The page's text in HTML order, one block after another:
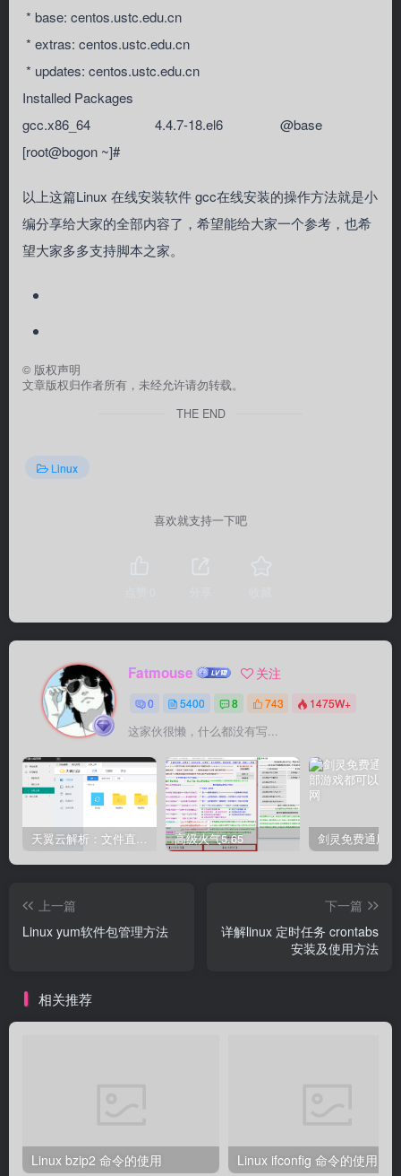
* base: centos.ustc.edu.cn
* extras: centos.ustc.edu.cn
* updates: centos.ustc.edu.cn
Installed Packages
gcc.x86_64 4.4.7-18.el6 @base
[root@bogon ~]#
以上这篇Linux 在线安装软件 gcc在线安装的操作方法就是小
编分享给大家的全部内容了，希望能给大家一个参考，也希
望大家多多支持脚本之家。
© 版权声明
文章版权归作者所有，未经允许请勿转载。
THE END
Linux
喜欢就支持一下吧
Fatmouse 关注
0 5400 8 743 1475W+
这家伙很懒，什么都没有写...
天翼云解析：文件直链获取源码 高级火气5.65
上一篇
Linux yum软件包管理方法
下一篇
详解linux 定时任务 crontabs
安装及使用方法
相关推荐
Linux bzip2 命令的使用 Linux ifconfig 命令的使用